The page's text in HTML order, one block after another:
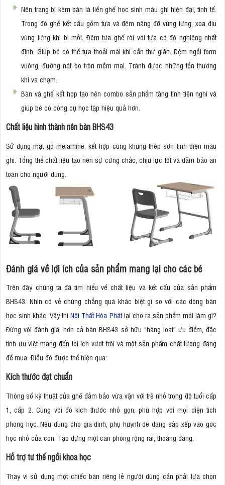
Nên trang bị kèm bàn là liền ghế học sinh màu ghi hiện đại, tinh tế.
Trong đó ghế kết cấu gồm tựa và đệm nâng đỡ vùng lưng, xoa dịu
vùng lưng khi bị mỏi. Đệm tựa ghế rời với tựa có độ nghiêng nhất
định. Giúp bé có thể tựa thoải mái khi cần thư giãn. Đệm ngồi form
vuông, đường nét bo tròn mềm mại. Tránh được những tổn thương
khi va chạm.
Bàn và ghế kết hợp tạo nên combo sản phẩm tăng tính tiện nghi và
giúp bé có công cụ học tập hiệu quả hơn.
Chất liệu hình thành nên bàn BHS43
Sử dụng mặt gỗ melamine, kết hợp cùng khung thép sơn tĩnh điện màu
ghi. Tổng thể chất liệu tạo nên sự cứng chắc, chịu lực tốt và đảm bảo an
toàn cho người dùng.
Đánh giá về lợi ích của sản phẩm mang lại cho các bé
Trên đây chúng ta đã tìm hiểu về chất liệu và kết cấu của sản phẩm
BHS43. Nhìn có vẻ chúng chẳng quá khác biệt gì so với các dòng bàn
học sinh khác. Vậy thìNội Thất Hòa Phátlại cho ra sản phẩm mới làm gì?
Đừng vội đánh giá, hơn cả bàn BHS43 sở hữu “hàng loạt” ưu điểm, đặc
tính ưu việt mang đến lợi ích vượt trội và một sản phẩm chất lượng đáng
để mua. Điều đó được thể hiện qua:
Kích thước đạt chuẩn
Thông số kỹ thuật của ghế đảm bảo vừa vặn với trẻ nhỏ trong độ tuổi cấp
1, cấp 2. Cùng với đó kích thước nhỏ gọn, phù hợp với mọi diện tích
phòng học. Nếu dùng cho gia đình, phụ huynh dễ dàng sắp xếp vào góc
học nhỏ của con. Tạo dựng một căn phòng rộng rãi, thoáng đãng.
Hỗ trợ tư thế ngồi khoa học
Thay vì sử dụng một chiếc bàn riêng lẻ người dùng cần phải lựa chọn